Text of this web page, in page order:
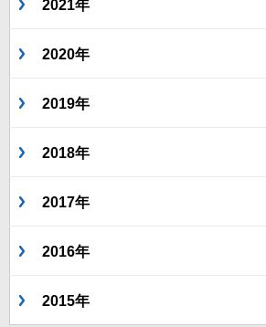
2021年
2020年
2019年
2018年
2017年
2016年
2015年